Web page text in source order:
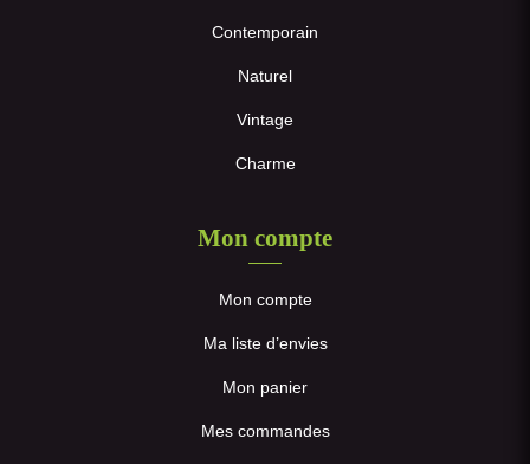
Contemporain
Naturel
Vintage
Charme
Mon compte
Mon compte
Ma liste d’envies
Mon panier
Mes commandes